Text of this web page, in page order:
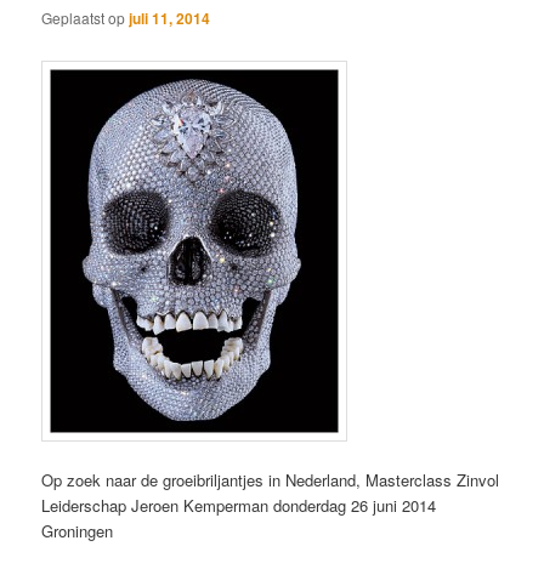
Geplaatst opjuli 11, 2014
Op zoek naar de groeibriljantjes in Nederland, Masterclass Zinvol
Leiderschap Jeroen Kemperman donderdag 26 juni 2014
Groningen